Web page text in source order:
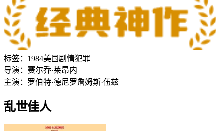
标签： 1984美国 剧情犯罪
导演： 赛尔乔·莱昂内
主演： 罗伯特·德尼罗詹姆斯·伍兹
乱世佳人